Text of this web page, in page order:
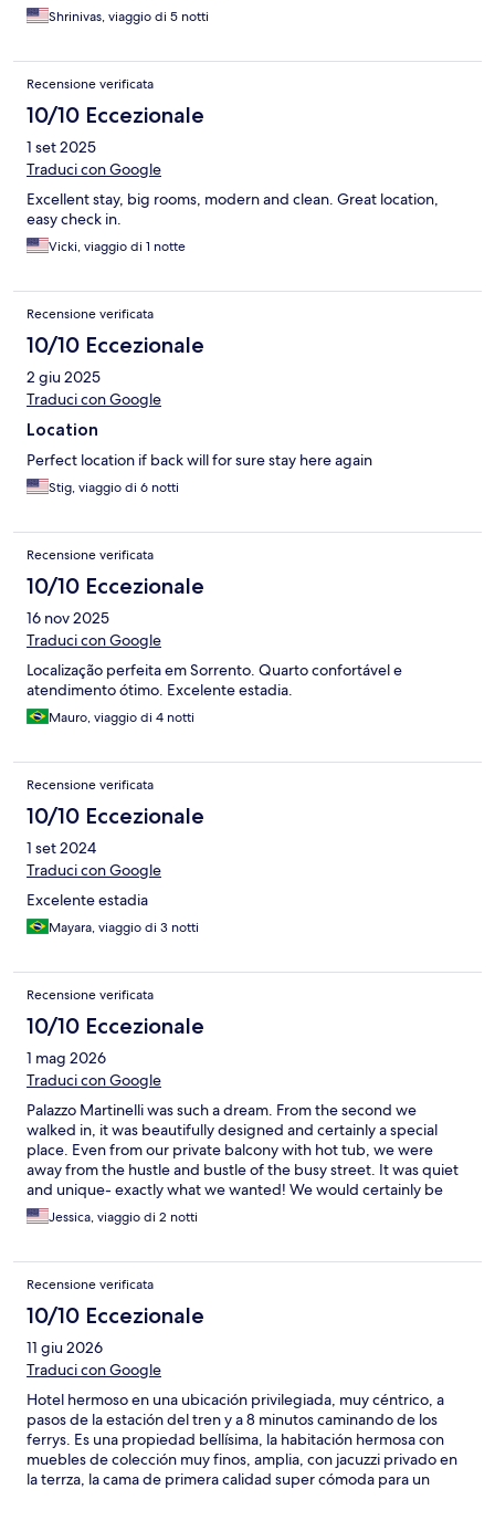
Shrinivas, viaggio di 5 notti
Recensione verificata
10/10 Eccezionale
1 set 2025
Traduci con Google
Excellent stay, big rooms, modern and clean. Great location,
easy check in.
Vicki, viaggio di 1 notte
Recensione verificata
10/10 Eccezionale
2 giu 2025
Traduci con Google
Location
Perfect location if back will for sure stay here again
Stig, viaggio di 6 notti
Recensione verificata
10/10 Eccezionale
16 nov 2025
Traduci con Google
Localização perfeita em Sorrento. Quarto confortável e
atendimento ótimo. Excelente estadia.
Mauro, viaggio di 4 notti
Recensione verificata
10/10 Eccezionale
1 set 2024
Traduci con Google
Excelente estadia
Mayara, viaggio di 3 notti
Recensione verificata
10/10 Eccezionale
1 mag 2026
Traduci con Google
Palazzo Martinelli was such a dream. From the second we
walked in, it was beautifully designed and certainly a special
place. Even from our private balcony with hot tub, we were
away from the hustle and bustle of the busy street. It was quiet
and unique- exactly what we wanted! We would certainly be
back to stay again!
Jessica, viaggio di 2 notti
Recensione verificata
10/10 Eccezionale
11 giu 2026
Traduci con Google
Hotel hermoso en una ubicación privilegiada, muy céntrico, a
pasos de la estación del tren y a 8 minutos caminando de los
ferrys. Es una propiedad bellísima, la habitación hermosa con
muebles de colección muy finos, amplia, con jacuzzi privado en
la terrza, la cama de primera calidad super cómoda para un